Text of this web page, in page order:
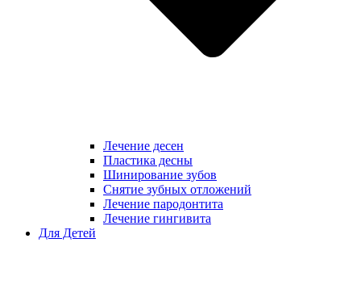
Лечение десен
Пластика десны
Шинирование зубов
Снятие зубных отложений
Лечение пародонтита
Лечение гингивита
Для Детей